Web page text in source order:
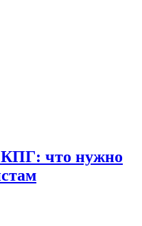
что нужно